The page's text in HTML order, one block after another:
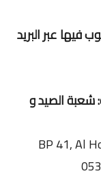
عبر البريد
شعبة الصيد و
BP 41, Al